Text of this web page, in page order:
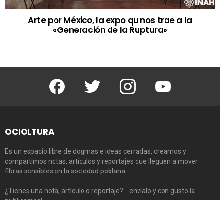
Arte por México, la expo qu nos trae a la
«Generación de la Ruptura»
Facebook Twitter Instagram
OCIOLTURA
Es un espacio libre de dogmas e ideas cerradas, creamos y
compartimos notas, artículos y reportajes que lleguen a mover
fibras sensibles en la sociedad poblana.
¿Tienes una nota, artículo o reportaje?… envíalo y con gusto la